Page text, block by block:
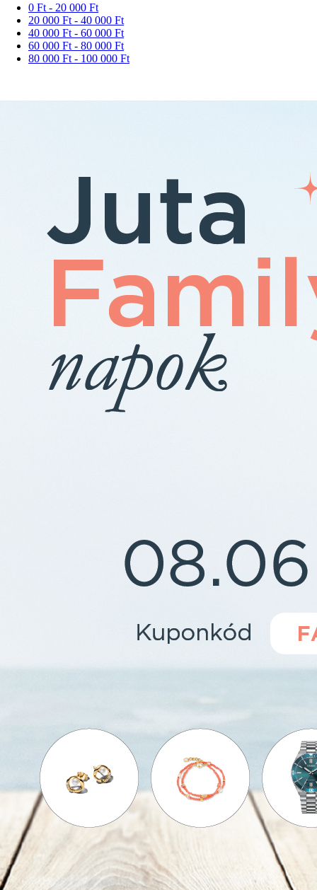
0 Ft - 20 000 Ft
20 000 Ft - 40 000 Ft
40 000 Ft - 60 000 Ft
60 000 Ft - 80 000 Ft
80 000 Ft - 100 000 Ft